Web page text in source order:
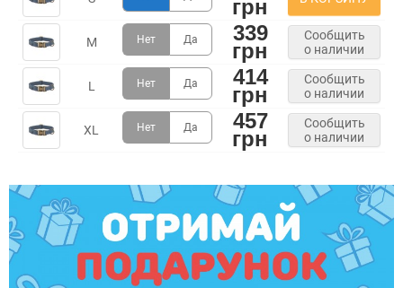
грн
M Нет Да 339
грн
Сообщить
о наличии
L Нет Да 414
грн
Сообщить
о наличии
XL Нет Да 457
грн
Сообщить
о наличии